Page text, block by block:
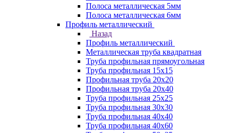
Полоса металлическая 5мм
Полоса металлическая 6мм
Профиль металлический
Назад
Профиль металлический
Металлическая труба квадратная
Труба профильная прямоугольная
Труба профильная 15х15
Профильная труба 20х20
Профильная труба 20х40
Труба профильная 25х25
Труба профильная 30x30
Труба профильная 40х40
Труба профильная 40х60